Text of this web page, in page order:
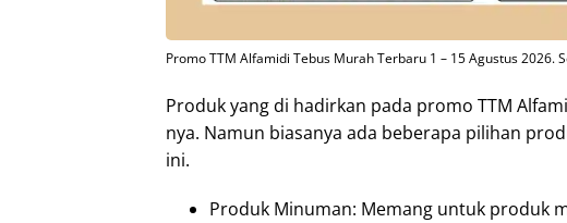
Promo TTM Alfamidi Tebus Murah Terbaru 1 – 15 Agustus 2026.
Produk yang di hadirkan pada promo TTM
nya. Namun biasanya ada beberapa pilihan
ini.
Produk Minuman: Memang untuk produk